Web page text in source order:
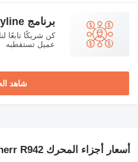
برنامج Machineryline التابع
كن شريكًا تابعًا
عميل تستقطبه
شاهد
أسعار أجزاء المحرك Liebherr R942